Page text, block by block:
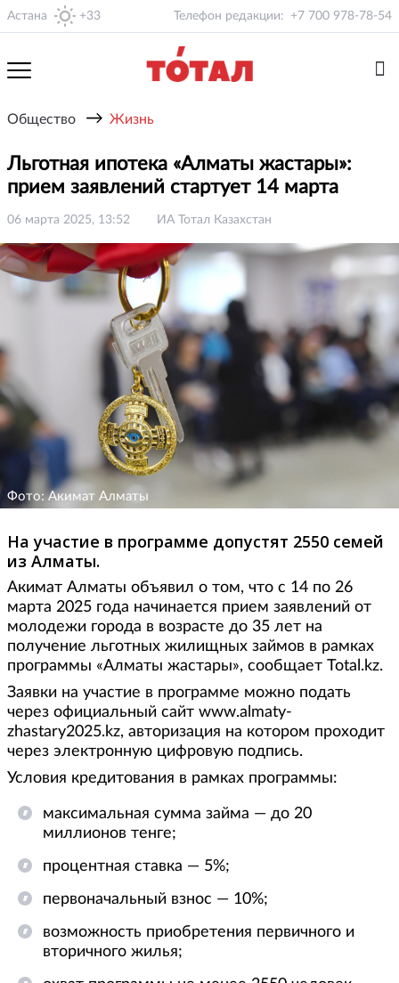
Астана +33 Телефон редакции: +7 700 978-78-54
Общество → Жизнь
Льготная ипотека «Алматы жастары»:
прием заявлений стартует 14 марта
06 марта 2025, 13:52 ИА Тотал Казахстан
Фото: Акимат Алматы
На участие в программе допустят 2550 семей
из Алматы.
Акимат Алматы объявил о том, что с 14 по 26
марта 2025 года начинается прием заявлений от
молодежи города в возрасте до 35 лет на
получение льготных жилищных займов в рамках
программы «Алматы жастары», сообщает Total.kz.
Заявки на участие в программе можно подать
через официальный сайт www.almaty-
zhastary2025.kz, авторизация на котором проходит
через электронную цифровую подпись.
Условия кредитования в рамках программы:
максимальная сумма займа — до 20
миллионов тенге;
процентная ставка — 5%;
первоначальный взнос — 10%;
возможность приобретения первичного и
вторичного жилья;